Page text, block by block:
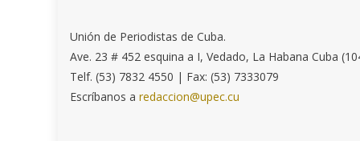
Unión de Periodistas de Cuba.
Ave. 23 # 452 esquina a I, Vedado, La Habana Cuba
Telf. (53) 7832 4550 | Fax: (53) 7333079
Escríbanos aredaccion@upec.cu